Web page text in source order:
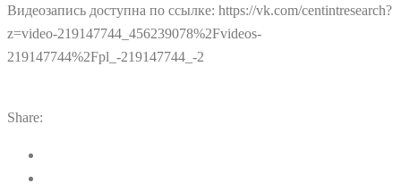
Видеозапись доступна по ссылке: https://vk.com/centintresearch?
z=video-219147744_456239078%2Fvideos-
219147744%2Fpl_-219147744_-2
Share: